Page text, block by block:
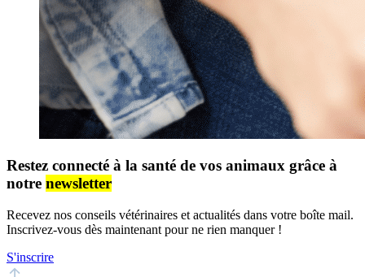
Restez connecté à la santé de vos animaux grâce à
notre newsletter
Recevez nos conseils vétérinaires et actualités dans votre boîte mail.
Inscrivez-vous dès maintenant pour ne rien manquer !
S'inscrire